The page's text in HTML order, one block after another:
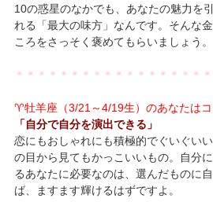
10の惑星のなかでも、あなたの魅力を
れる「最大の味方」なんです。そんな
ころをさっそく褒めてもらいましょう。
＊＊＊＊＊＊＊＊＊＊＊＊＊＊＊＊＊
♈牡羊座（3/21～4/19生）のあなたはコ
「自分で自分を演出できる」
恋にもおしゃれにも積極的でぐいぐい
の目から見てもかっこいいもの。自分
るあなたに必要なのは、選んだものに
ば、ますます輝けるはずですよ。